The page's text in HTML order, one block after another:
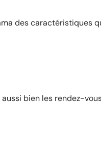
des caractéristiques
bien les rendez-